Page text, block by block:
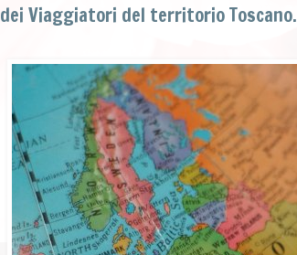
dei Viaggiatori del territorio Toscano.